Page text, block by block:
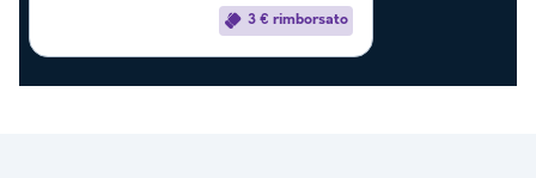
3 € rimborsato